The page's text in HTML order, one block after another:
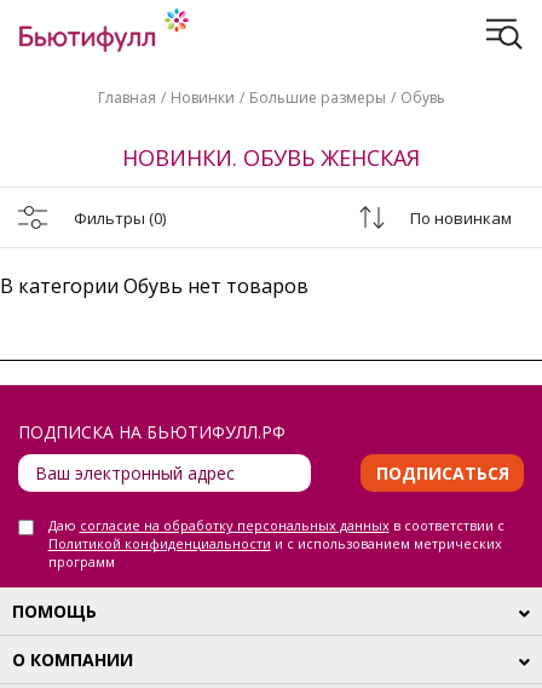
Главная Новинки Большие размеры Обувь
НОВИНКИ. ОБУВЬ ЖЕНСКАЯ
Фильтры (0) По новинкам
В категории Обувь нет товаров
ПОДПИСКА НА БЬЮТИФУЛЛ.РФ
ПОДПИСАТЬСЯ
Даю согласие на обработку персональных данныхв соответствии с
Политикой конфиденциальности и с использованием метрических
программ
ПОМОЩЬ
О КОМПАНИИ